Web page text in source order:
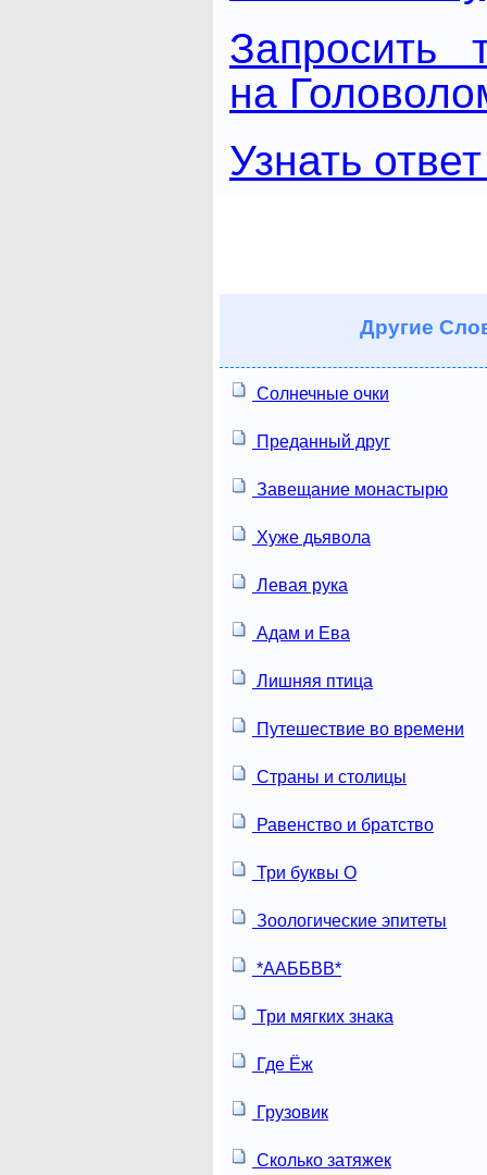
Запросить
на
Узнать
Другие
Солнечные очки
Преданный друг
Завещание монастырю
Хуже дьявола
Левая рука
Адам и Ева
Лишняя птица
Путешествие во времени
Страны и столицы
Равенство и братство
Три буквы О
Зоологические эпитеты
*ААББВВ*
Три мягких знака
Где Ёж
Грузовик
Сколько затяжек